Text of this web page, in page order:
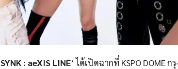
SYNK : aeXIS LINE‘ ได้เปิดฉากที่ KSPO DOME